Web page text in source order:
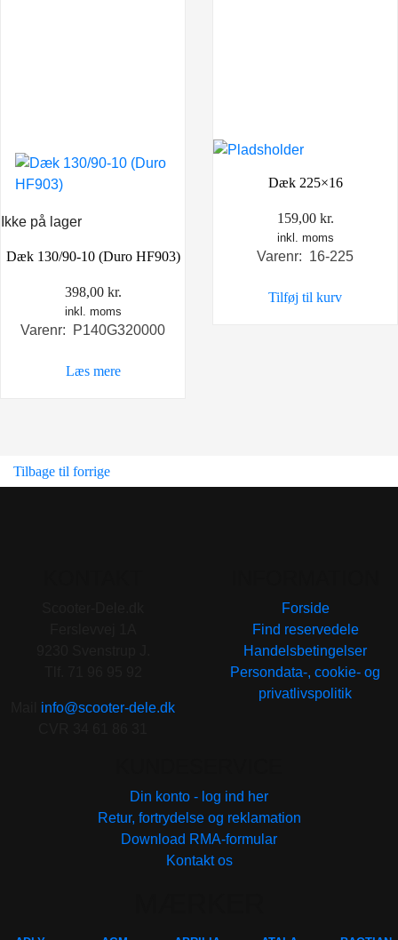
Ikke på lager
Dæk 130/90-10 (Duro HF903)
398,00 kr.
inkl. moms
Varenr: P140G320000
Læs mere
Dæk 225×16
159,00 kr.
inkl. moms
Varenr: 16-225
Tilføj til kurv
Tilbage til forrige
info@scooter-dele.dk
Forside
Find reservedele
Handelsbetingelser
Persondata-, cookie- og
privatlivspolitik
Din konto - log ind her
Retur, fortrydelse og reklamation
Download RMA-formular
Kontakt os